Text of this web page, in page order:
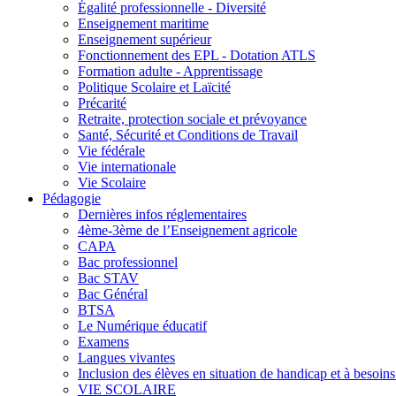
Égalité professionnelle - Diversité
Enseignement maritime
Enseignement supérieur
Fonctionnement des EPL - Dotation ATLS
Formation adulte - Apprentissage
Politique Scolaire et Laïcité
Précarité
Retraite, protection sociale et prévoyance
Santé, Sécurité et Conditions de Travail
Vie fédérale
Vie internationale
Vie Scolaire
Pédagogie
Dernières infos réglementaires
4ème-3ème de l’Enseignement agricole
CAPA
Bac professionnel
Bac STAV
Bac Général
BTSA
Le Numérique éducatif
Examens
Langues vivantes
Inclusion des élèves en situation de handicap et à
VIE SCOLAIRE